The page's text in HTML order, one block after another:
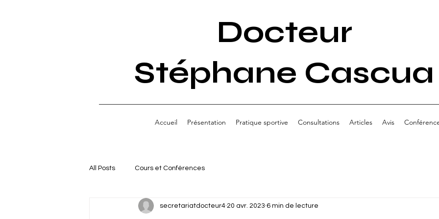
Docteur
Stéphane Cascua
Accueil Présentation Pratique sportive Consultations Articles Avis
All Posts Cours et Conférences
secretariatdocteur4 20 avr. 2023 6 min de lecture